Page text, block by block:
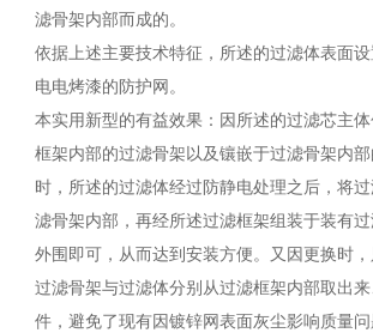
滤骨架内部而成的。
依据上述主要技术特征，所述的过滤体表面
电电烤漆的防护网。
本实用新型的有益效果：因所述的过滤芯主
框架内部的过滤骨架以及镶嵌于过滤骨架内
时，所述的过滤体经过防静电处理之后，将
滤骨架内部，再经所述过滤框架组装于装有
外围即可，从而达到安装方便。又因更换时
过滤骨架与过滤体分别从过滤框架内部取出
件，避免了现有因镀锌网表面灰尘影响质量问